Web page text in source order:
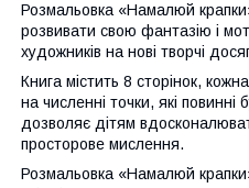
Розмальовка «Намалюй
розвивати свою фантазію і
художників на нові творчі
Книга містить 8 сторінок,
на численні точки, які
дозволяє дітям
просторове мислення.
Розмальовка «Намалюй